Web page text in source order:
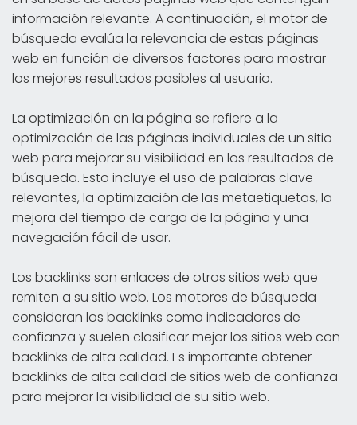
información relevante. A continuación, el motor de
búsqueda evalúa la relevancia de estas páginas
web en función de diversos factores para mostrar
los mejores resultados posibles al usuario.
La optimización en la página se refiere a la
optimización de las páginas individuales de un sitio
web para mejorar su visibilidad en los resultados de
búsqueda. Esto incluye el uso de palabras clave
relevantes, la optimización de las metaetiquetas, la
mejora del tiempo de carga de la página y una
navegación fácil de usar.
Los backlinks son enlaces de otros sitios web que
remiten a su sitio web. Los motores de búsqueda
consideran los backlinks como indicadores de
confianza y suelen clasificar mejor los sitios web con
backlinks de alta calidad. Es importante obtener
backlinks de alta calidad de sitios web de confianza
para mejorar la visibilidad de su sitio web.